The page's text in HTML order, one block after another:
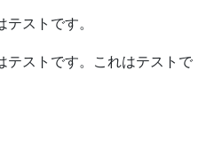
ストです。
テストです。これはテストで